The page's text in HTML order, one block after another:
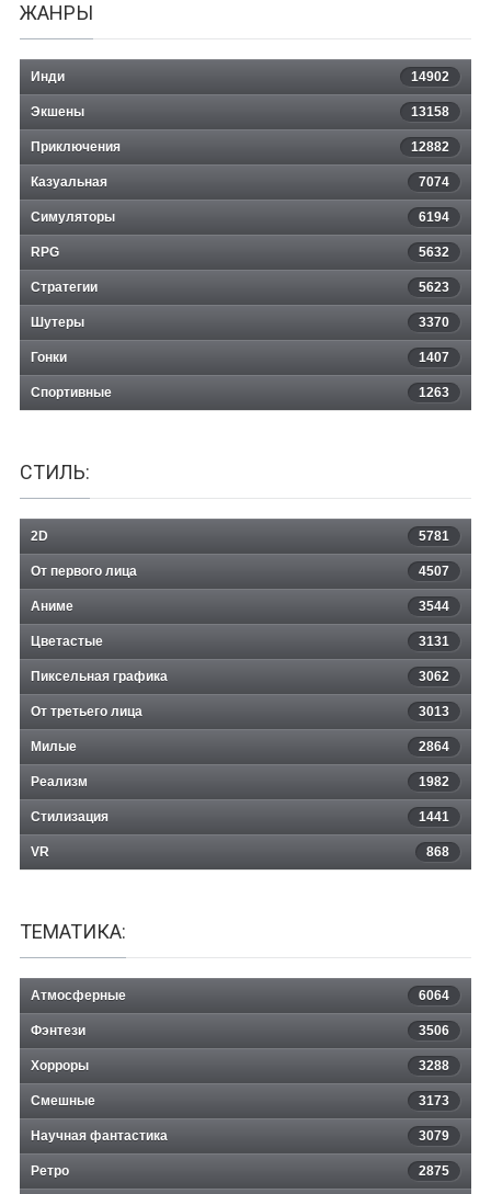
ЖАНРЫ
Инди 14902
Экшены 13158
Приключения 12882
Казуальная 7074
Симуляторы 6194
RPG 5632
Стратегии 5623
Шутеры 3370
Гонки 1407
Спортивные 1263
СТИЛЬ:
2D 5781
От первого лица 4507
Аниме 3544
Цветастые 3131
Пиксельная графика 3062
От третьего лица 3013
Милые 2864
Реализм 1982
Стилизация 1441
VR 868
ТЕМАТИКА:
Атмосферные 6064
Фэнтези 3506
Хорроры 3288
Смешные 3173
Научная фантастика 3079
Ретро 2875